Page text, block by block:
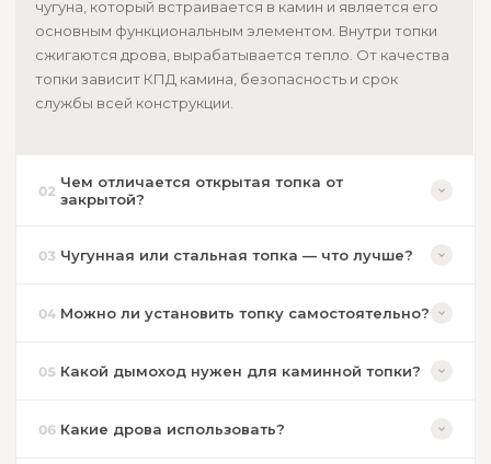
Гарантия на монтаж 2 года
Договор, акт сдачи-приёмки
Скидка на комплект дымохода до 15%
Поддержка и сервис после установки
Ответим в течение30 минути подберём
Заказать звонок
чугуна, который встраивается в камин и является его
основным функциональным элементом. Внутри топки
сжигаются дрова, вырабатывается тепло. От качества
топки зависит КПД камина, безопасность и срок
службы всей конструкции.
02 Чем отличается открытая топка от
закрытой?
03 Чугунная или стальная топка — что лучше?
04 Можно ли установить топку самостоятельно?
05 Какой дымоход нужен для каминной топки?
06 Какие дрова использовать?